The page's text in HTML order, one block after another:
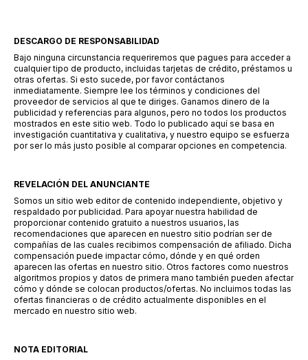
DESCARGO DE RESPONSABILIDAD
Bajo ninguna circunstancia requeriremos que pagues para acceder a
cualquier tipo de producto, incluidas tarjetas de crédito, préstamos u
otras ofertas. Si esto sucede, por favor contáctanos
inmediatamente. Siempre lee los términos y condiciones del
proveedor de servicios al que te diriges. Ganamos dinero de la
publicidad y referencias para algunos, pero no todos los productos
mostrados en este sitio web. Todo lo publicado aquí se basa en
investigación cuantitativa y cualitativa, y nuestro equipo se esfuerza
por ser lo más justo posible al comparar opciones en competencia.
REVELACIÓN DEL ANUNCIANTE
Somos un sitio web editor de contenido independiente, objetivo y
respaldado por publicidad. Para apoyar nuestra habilidad de
proporcionar contenido gratuito a nuestros usuarios, las
recomendaciones que aparecen en nuestro sitio podrían ser de
compañías de las cuales recibimos compensación de afiliado. Dicha
compensación puede impactar cómo, dónde y en qué orden
aparecen las ofertas en nuestro sitio. Otros factores como nuestros
algoritmos propios y datos de primera mano también pueden afectar
cómo y dónde se colocan productos/ofertas. No incluimos todas las
ofertas financieras o de crédito actualmente disponibles en el
mercado en nuestro sitio web.
NOTA EDITORIAL